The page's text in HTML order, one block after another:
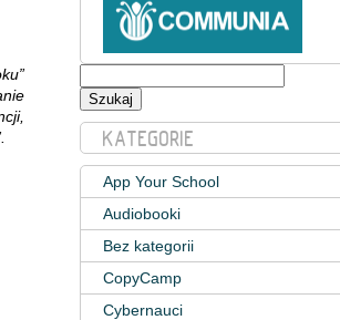
KATEGORIE
App Your School
Audiobooki
Bez kategorii
CopyCamp
Cybernauci